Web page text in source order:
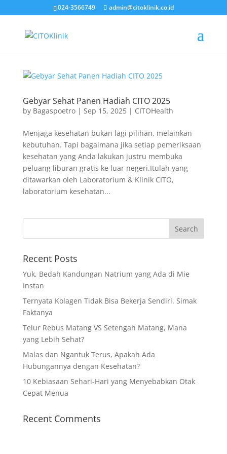
024-3566749 admin@citoklinik.co.id
Gebyar Sehat Panen Hadiah CITO 2025
by Bagaspoetro| Sep 15, 2025| CITOHealth
Menjaga kesehatan bukan lagi pilihan, melainkan
kebutuhan. Tapi bagaimana jika setiap pemeriksaan
kesehatan yang Anda lakukan justru membuka
peluang liburan gratis ke luar negeri.Itulah yang
ditawarkan oleh Laboratorium & Klinik CITO,
laboratorium kesehatan...
Recent Posts
Yuk, Bedah Kandungan Natrium yang Ada di Mie
Instan
Ternyata Kolagen Tidak Bisa Bekerja Sendiri. Simak
Faktanya
Telur Rebus Matang VS Setengah Matang, Mana
yang Lebih Sehat?
Malas dan Ngantuk Terus, Apakah Ada
Hubungannya dengan Kesehatan?
10 Kebiasaan Sehari-Hari yang Menyebabkan Otak
Cepat Menua
Recent Comments